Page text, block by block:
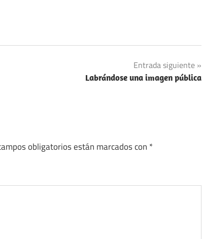
Entrada siguiente
Labrándose una imagen pública
obligatorios están marcados con *